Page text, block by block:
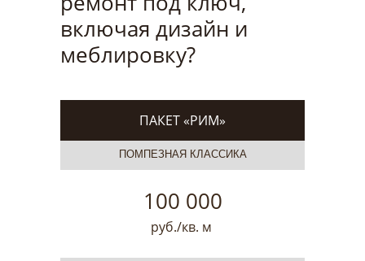
включая дизайн и
меблировку?
ПАКЕТ «РИМ»
ПОМПЕЗНАЯ КЛАССИКА
100 000
руб./кв. м